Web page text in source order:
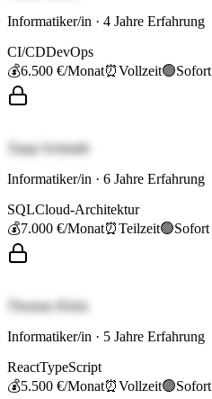
Informatiker/in · 4 Jahre Erfahrung
CI/CDDevOps
💰6.500 €/Monat⏰Vollzeit🟢Sofort
Tanja Schmidt
Informatiker/in · 6 Jahre Erfahrung
SQLCloud-Architektur
💰7.000 €/Monat⏰Teilzeit🟢Sofort
Thomas Klein
Informatiker/in · 5 Jahre Erfahrung
ReactTypeScript
💰5.500 €/Monat⏰Vollzeit🟢Sofort